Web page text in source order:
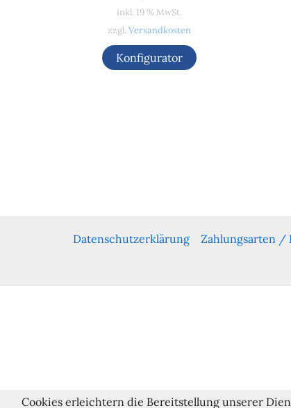
inkl. 19 % MwSt.
zzgl. Versandkosten
Konfigurator
Datenschutzerklärung Zahlungsarten /
Cookies erleichtern die Bereitstellung unserer